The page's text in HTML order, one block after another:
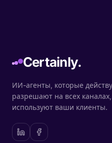
Certainly.
ИИ-агенты, которые
разрешают на всех
используют ваши клиенты.